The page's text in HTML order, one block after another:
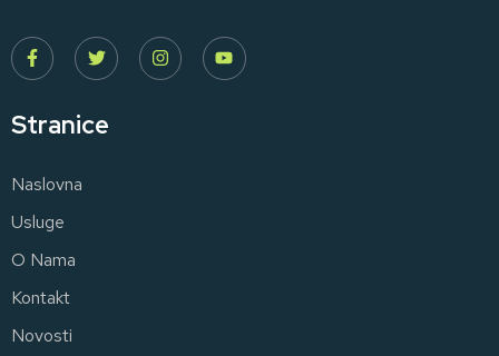
Stranice
Naslovna
Usluge
O Nama
Kontakt
Novosti